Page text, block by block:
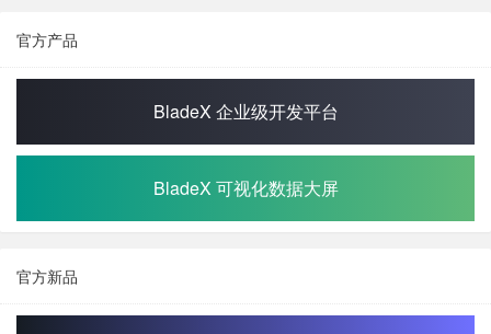
官方产品
BladeX 企业级开发平台
BladeX 可视化数据大屏
官方新品